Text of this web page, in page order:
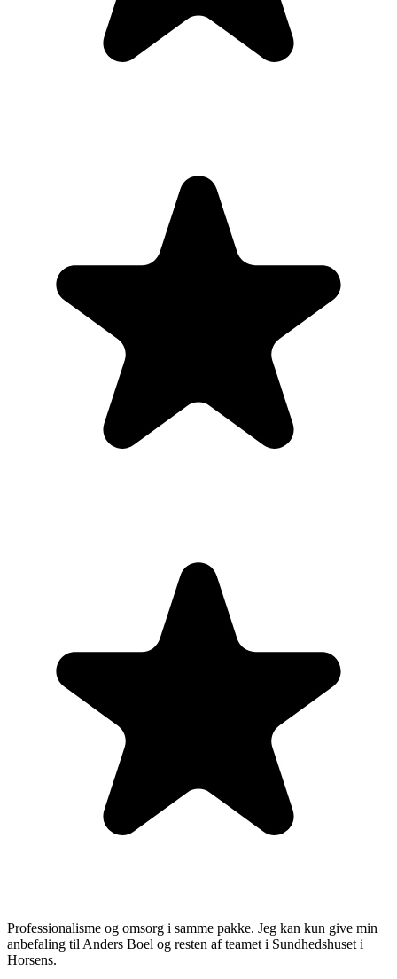
Professionalisme og omsorg i samme pakke. Jeg kan kun give min
anbefaling til Anders Boel og resten af teamet i Sundhedshuset i
Horsens.